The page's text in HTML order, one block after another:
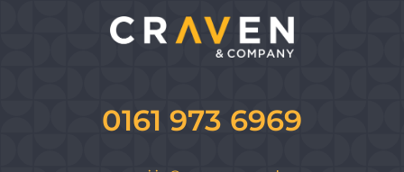
0161 973 6969